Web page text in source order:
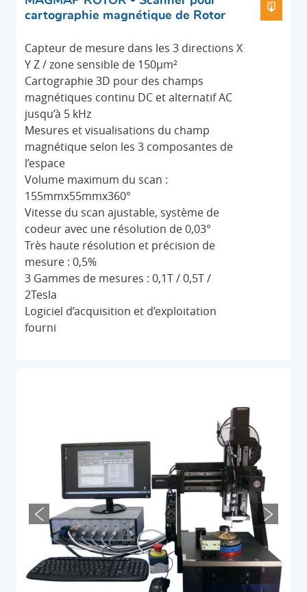
cartographie magnétique de Rotor
Capteur de mesure dans les 3 directions X
Y Z / zone sensible de 150µm²
Cartographie 3D pour des champs
magnétiques continu DC et alternatif AC
jusqu’à 5 kHz
Mesures et visualisations du champ
magnétique selon les 3 composantes de
l’espace
Volume maximum du scan :
155mmx55mmx360°
Vitesse du scan ajustable, système de
codeur avec une résolution de 0,03°
Très haute résolution et précision de
mesure : 0,5%
3 Gammes de mesures : 0,1T / 0,5T /
2Tesla
Logiciel d’acquisition et d’exploitation
fourni